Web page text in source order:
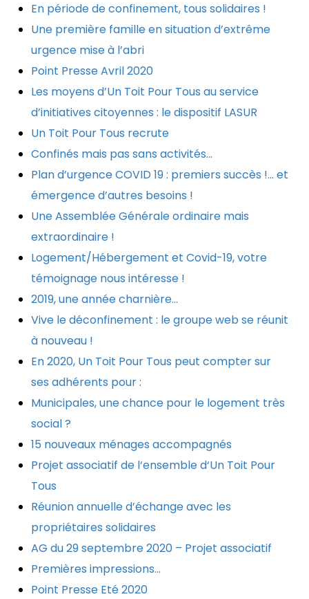
En période de confinement, tous solidaires !
Une première famille en situation d’extrême
urgence mise à l’abri
Point Presse Avril 2020
Les moyens d’Un Toit Pour Tous au service
d’initiatives citoyennes : le dispositif LASUR
Un Toit Pour Tous recrute
Confinés mais pas sans activités…
Plan d’urgence COVID 19 : premiers succès !… et
émergence d’autres besoins !
Une Assemblée Générale ordinaire mais
extraordinaire !
Logement/Hébergement et Covid-19, votre
témoignage nous intéresse !
2019, une année charnière…
Vive le déconfinement : le groupe web se réunit
à nouveau !
En 2020, Un Toit Pour Tous peut compter sur
ses adhérents pour :
Municipales, une chance pour le logement très
social ?
15 nouveaux ménages accompagnés
Projet associatif de l‘ensemble d‘Un Toit Pour
Tous
Réunion annuelle d’échange avec les
propriétaires solidaires
AG du 29 septembre 2020 – Projet associatif
Premières impressions…
Point Presse Eté 2020